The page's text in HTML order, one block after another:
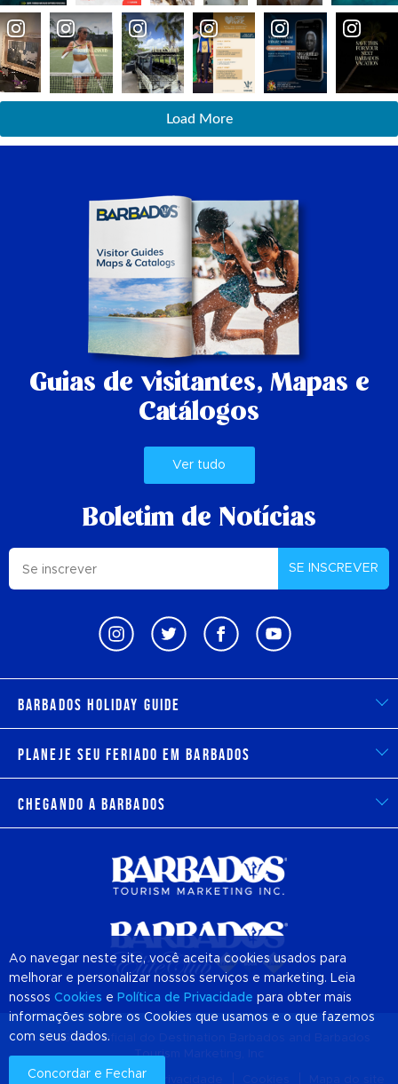
Load More
Guias de visitantes, Mapas e
Catálogos
Ver tudo
Boletim de Notícias
SE INSCREVER
Barbados Holiday Guide
Planeje seu feriado em Barbados
Chegando a Barbados
© 2026 Site Oficial do Destination
Tourism Marketing, Inc
Sobre nós Política de privacidade
Ao navegar neste site, você aceita cookies usados para
melhorar e personalizar nossos serviços e marketing. Leia
nossos Cookies e Política de Privacidade para obter mais
informações sobre os Cookies que usamos e o que fazemos
com seus dados.
Concordar e Fechar